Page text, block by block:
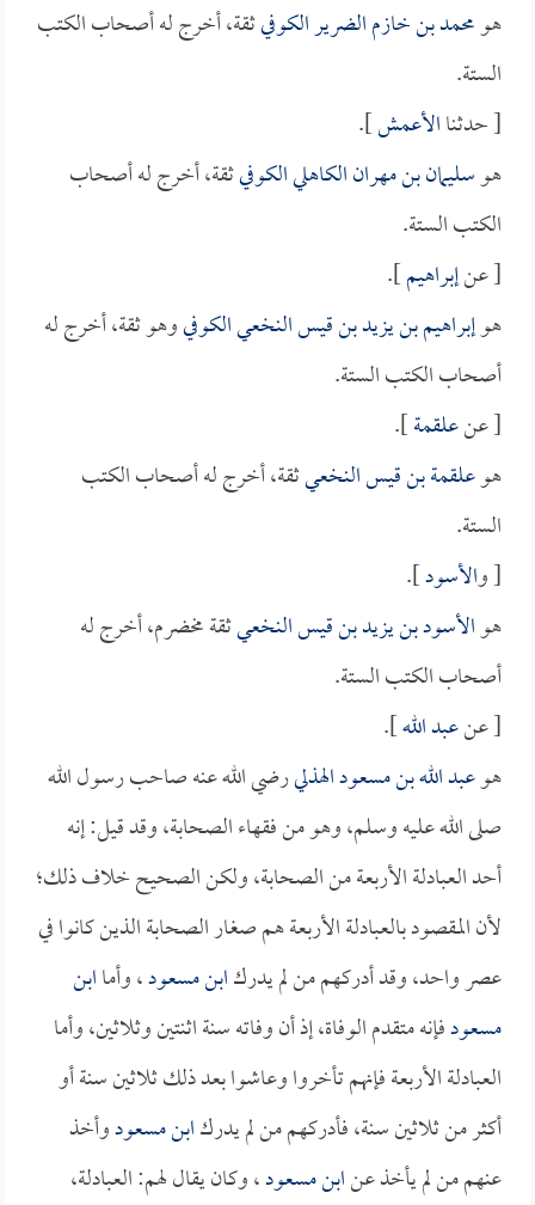
هومحمد بن خازم الضرير الكوفيثقة، أخرج له أصحاب الكتب
الستة.
[ حدثناالأعمش].
هوسليمان بن مهران الكاهلي الكوفيثقة، أخرج له أصحاب
الكتب الستة.
[ عنإبراهيم].
هوإبراهيم بن يزيد بن قيس النخعي الكوفيوهو ثقة، أخرج له
أصحاب الكتب الستة.
[ عنعلقمة].
هوعلقمة بن قيس النخعيثقة، أخرج له أصحاب الكتب
الستة.
[ والأسود].
هوالأسود بن يزيد بن قيس النخعيثقة مخضرم، أخرج له
أصحاب الكتب الستة.
[ عنعبد الله].
هوعبد الله بن مسعود الهذليرضي الله عنه صاحب رسول الله
صلى الله عليه وسلم، وهو من فقهاء الصحابة، وقد قيل: إنه
أحد العبادلة الأربعة من الصحابة، ولكن الصحيح خلاف ذلك؛
لأن المقصود بالعبادلة الأربعة هم صغار الصحابة الذين كانوا في
عصر واحد، وقد أدركهم من لم يدركابن مسعود، وأماابن
مسعودفإنه متقدم الوفاة، إذ أن وفاته سنة اثنتين وثلاثين، وأما
العبادلة الأربعة فإنهم تأخروا وعاشوا بعد ذلك ثلاثين سنة أو
أكثر من ثلاثين سنة، فأدركهم من لم يدركابن مسعودوأخذ
عنهم من لم يأخذ عنابن مسعود، وكان يقال لهم: العبادلة،